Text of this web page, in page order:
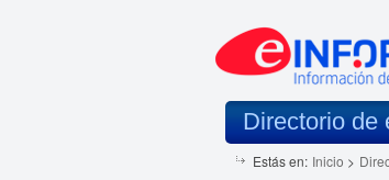
Directorio de
Estás en: Inicio >